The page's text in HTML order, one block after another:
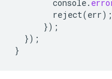
console.
reject(err);
});
});
}